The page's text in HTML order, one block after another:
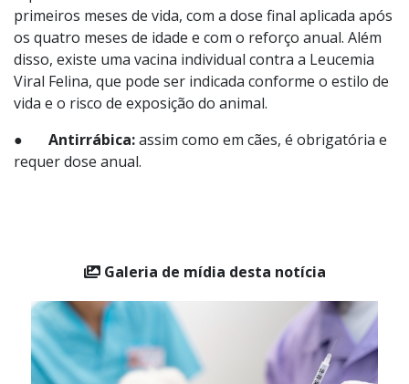
clamidiose, e a V5 oferece proteção adicional contra a
Leucemia Viral Felina (FeLV).
O protocolo vacinal deve ser iniciado ainda nos
primeiros meses de vida, com a dose final aplicada após
disso, existe uma vacina individual contra a Leucemia
Viral Felina, que pode ser indicada conforme o estilo de
Galeria de mídia desta notícia